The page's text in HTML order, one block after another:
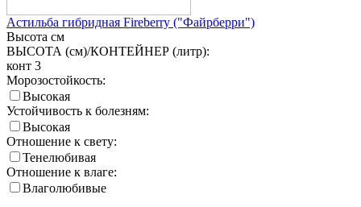
Астильба гибридная Fireberry ("Файрберри")
Высота см
ВЫСОТА (см)/КОНТЕЙНЕР (литр):
конт 3
Морозостойкость:
Высокая
Устойчивость к болезням:
Высокая
Отношение к свету:
Тенелюбивая
Отношение к влаге:
Влаголюбивые